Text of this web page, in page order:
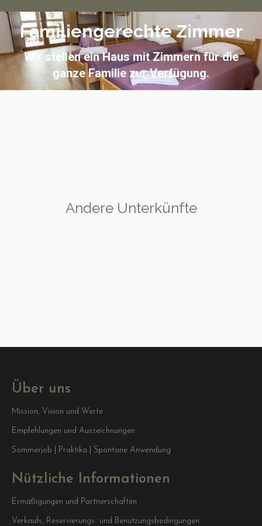
Familiengerechte Zimmer
Wir stellen ein Haus mit Zimmern für die
ganze Familie zur Verfügung.
Andere Unterkünfte
Über uns
Mission, Vision und Werte
Empfehlungen und Auszeichnungen
Sommerjob | Praktika | Spontane Anwendung
Nützliche Informationen
Ermäßigungen und Partnerschaften
Verkaufs, Reservierungs- und Benutzungsbedingungen